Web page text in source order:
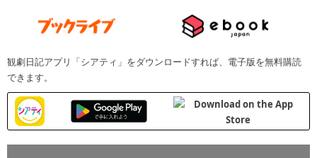
観劇日記アプリ「シアティ」をダウンロードすれば、電子版を無料購読
できます。